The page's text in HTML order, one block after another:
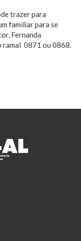
trazer para
familiar para se
Fernanda
ramal 0871 ou 0868.